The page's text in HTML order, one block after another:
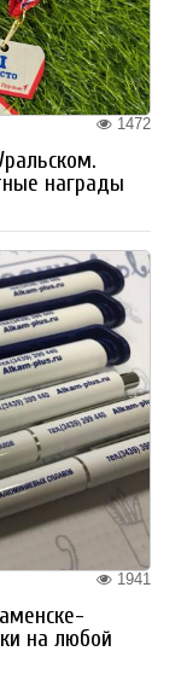
1472
награды
1941
на любой